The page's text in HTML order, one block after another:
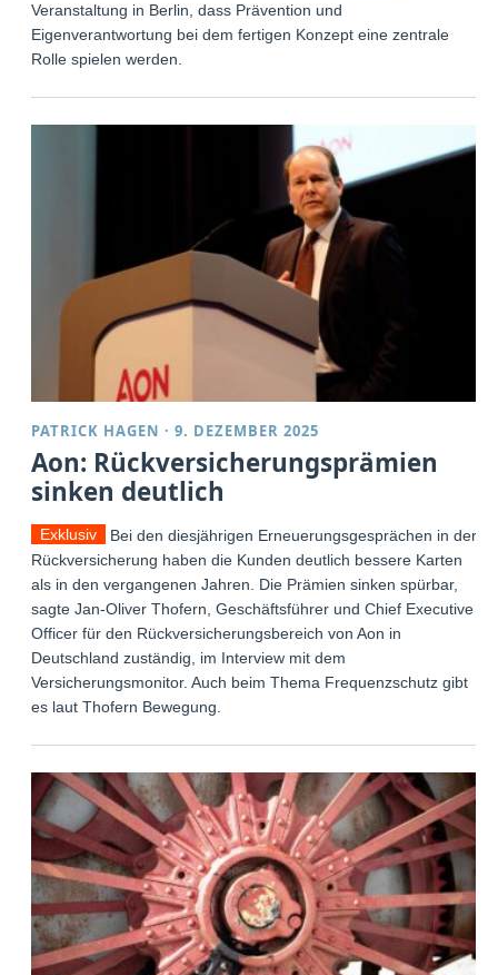
Veranstaltung in Berlin, dass Prävention und
Eigenverantwortung bei dem fertigen Konzept eine zentrale
Rolle spielen werden.
PATRICK HAGEN ·9. DEZEMBER 2025
Aon: Rückversicherungsprämien
sinken deutlich
Exklusiv
Bei den diesjährigen Erneuerungsgesprächen in der
Rückversicherung haben die Kunden deutlich bessere Karten
als in den vergangenen Jahren. Die Prämien sinken spürbar,
sagte Jan-Oliver Thofern, Geschäftsführer und Chief Executive
Officer für den Rückversicherungsbereich von Aon in
Deutschland zuständig, im Interview mit dem
Versicherungsmonitor. Auch beim Thema Frequenzschutz gibt
es laut Thofern Bewegung.